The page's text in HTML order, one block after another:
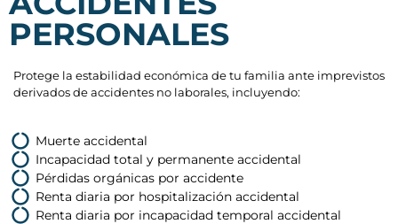
PERSONALES
Protege la estabilidad económica de tu familia ante imprevistos
derivados de accidentes no laborales, incluyendo:
Muerte accidental
Incapacidad total y permanente accidental
Pérdidas orgánicas por accidente
Renta diaria por hospitalización accidental
Renta diaria por incapacidad temporal accidental